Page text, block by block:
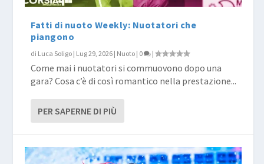
Fatti di nuoto Weekly: Nuotatori che
piangono
di Luca Soligo | Lug 29, 2026 | Nuoto | 0 |
Come mai i nuotatori si commuovono dopo una
gara? Cosa c’è di così romantico nella prestazione...
PER SAPERNE DI PIÙ